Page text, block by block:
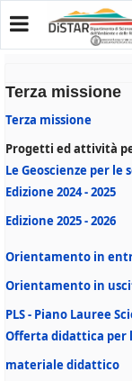
Terza missione
Terza missione
Progetti ed attività
Le Geoscienze per
Edizione 2024 - 2025
Edizione 2025 - 2026
Orientamento in
Orientamento in
PLS - Piano Lauree
Offerta didattica per
materiale didattico